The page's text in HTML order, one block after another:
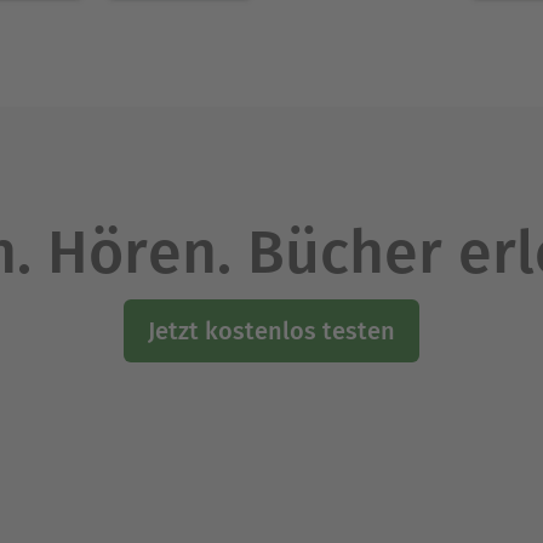
Hören. Bücher
Jetzt kostenlos testen